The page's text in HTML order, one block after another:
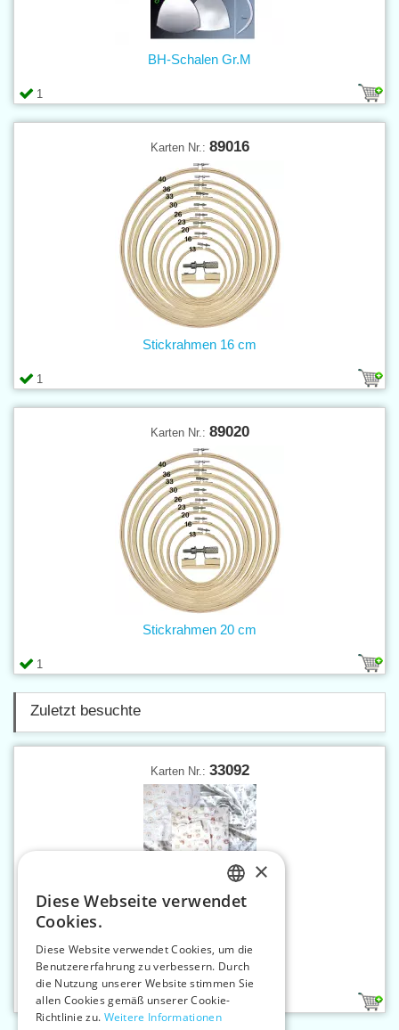
1
BH-Schalen Gr.M
Karten Nr.: 89016
1
Stickrahmen 16 cm
Karten Nr.: 89020
1
Stickrahmen 20 cm
Zuletzt besuchte
Karten Nr.: 33092
13
Stoffwindel 90x100cm druckt
CZECH
ENGLISH
×
Diese Webseite verwendet
Cookies.
Diese Website verwendet Cookies, um die
Benutzererfahrung zu verbessern. Durch
die Nutzung unserer Website stimmen Sie
allen Cookies gemäß unserer Cookie-
Richtlinie zu. Weitere Informationen